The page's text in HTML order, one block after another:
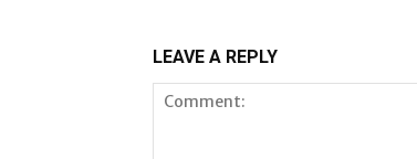
LEAVE A REPLY